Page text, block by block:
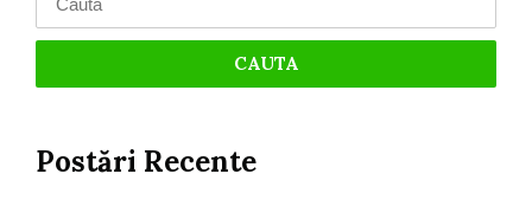
Postări Recente